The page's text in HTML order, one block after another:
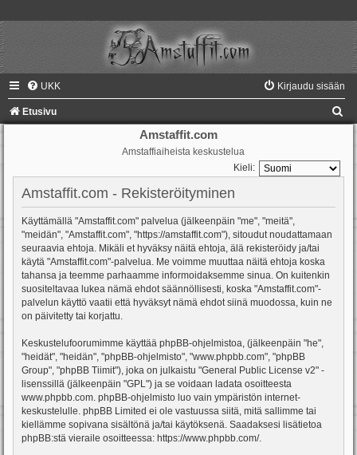
UKK Kirjaudu sisään
Etusivu
Amstaffit.com
Amstaffiaiheista keskustelua
Kieli:
Amstaffit.com - Rekisteröityminen
Käyttämällä "Amstaffit.com" palvelua (jälkeenpäin "me", "meitä",
"meidän", "Amstaffit.com", "https://amstaffit.com"), sitoudut noudattamaan
seuraavia ehtoja. Mikäli et hyväksy näitä ehtoja, älä rekisteröidy ja/tai
käytä "Amstaffit.com"-palvelua. Me voimme muuttaa näitä ehtoja koska
tahansa ja teemme parhaamme informoidaksemme sinua. On kuitenkin
suositeltavaa lukea nämä ehdot säännöllisesti, koska "Amstaffit.com"-
palvelun käyttö vaatii että hyväksyt nämä ehdot siinä muodossa, kuin ne
on päivitetty tai korjattu.
Keskustelufoorumimme käyttää phpBB-ohjelmistoa, (jälkeenpäin "he",
"heidät", "heidän", "phpBB-ohjelmisto", "www.phpbb.com", "phpBB
Group", "phpBB Tiimit"), joka on julkaistu "General Public License v2" -
lisenssillä (jälkeenpäin "GPL") ja se voidaan ladata osoitteesta
www.phpbb.com. phpBB-ohjelmisto luo vain ympäristön internet-
keskustelulle. phpBB Limited ei ole vastuussa siitä, mitä sallimme tai
kiellämme sopivana sisältönä ja/tai käytöksenä. Saadaksesi lisätietoa
phpBB:stä vieraile osoitteessa: https://www.phpbb.com/.